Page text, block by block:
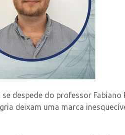
despede do professor
deixam uma marca